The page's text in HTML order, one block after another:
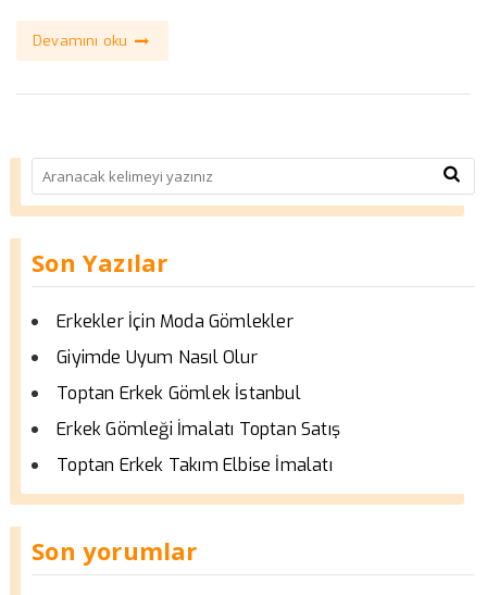
Devamını oku
Son Yazılar
Erkekler İçin Moda Gömlekler
Giyimde Uyum Nasıl Olur
Toptan Erkek Gömlek İstanbul
Erkek Gömleği İmalatı Toptan Satış
Toptan Erkek Takım Elbise İmalatı
Son yorumlar